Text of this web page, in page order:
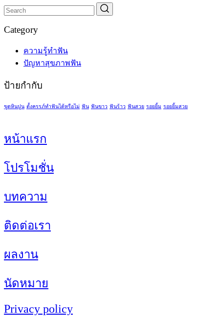
Category
ความรู้ทำฟัน
ปัญหาสุขภาพฟัน
ป้ายกำกับ
ขูดหินปูน ตั้งครรภ์ทำฟันได้หรือไม่ ฟัน ฟันขาว ฟันร้าว ฟันสวย รอยยิ้ม รอยยิ้มสวย
หน้าแรก
โปรโมชั่น
บทความ
ติดต่อเรา
ผลงาน
นัดหมาย
Privacy policy